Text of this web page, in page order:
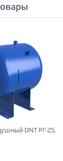
DNT РГ-25,